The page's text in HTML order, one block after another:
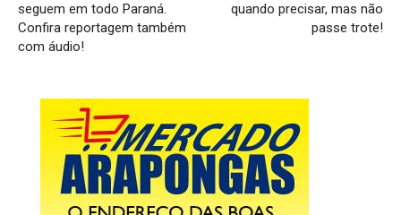
seguem em todo Paraná.
Confira reportagem também
com áudio!
quando precisar, mas não
passe trote!